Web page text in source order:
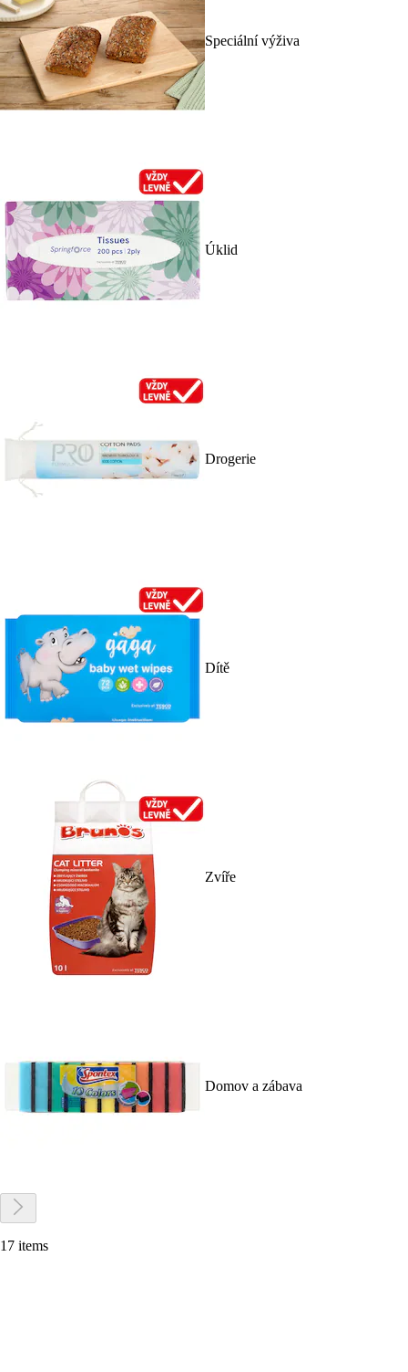
Speciální výživa
Úklid
Drogerie
Dítě
Zvíře
Domov a zábava
17 items